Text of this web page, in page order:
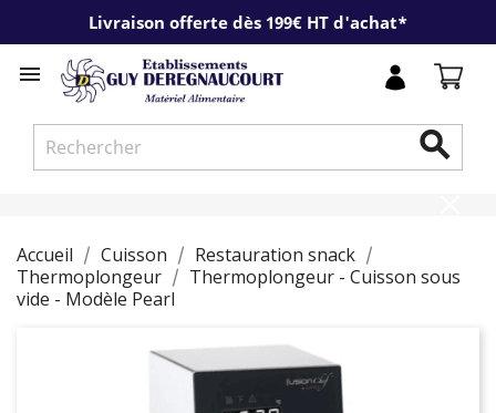
Livraison offerte dès 199€ HT d'achat*


Accueil Cuisson
Restauration snack
Thermoplongeur
Thermoplongeur - Cuisson sous
vide - Modèle Pearl